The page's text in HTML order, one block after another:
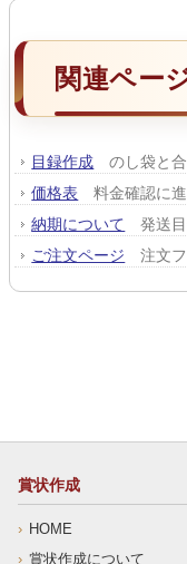
関連ペー
目録作成 のし袋と合
価格表 料金確認に進
納期について 発送目
ご注文ページ 注文フ
賞状作成
HOME
賞状作成について